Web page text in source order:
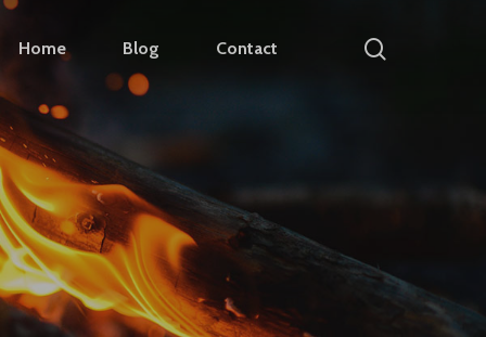
Home Blog Contact